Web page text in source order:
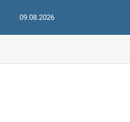
09.08.2026